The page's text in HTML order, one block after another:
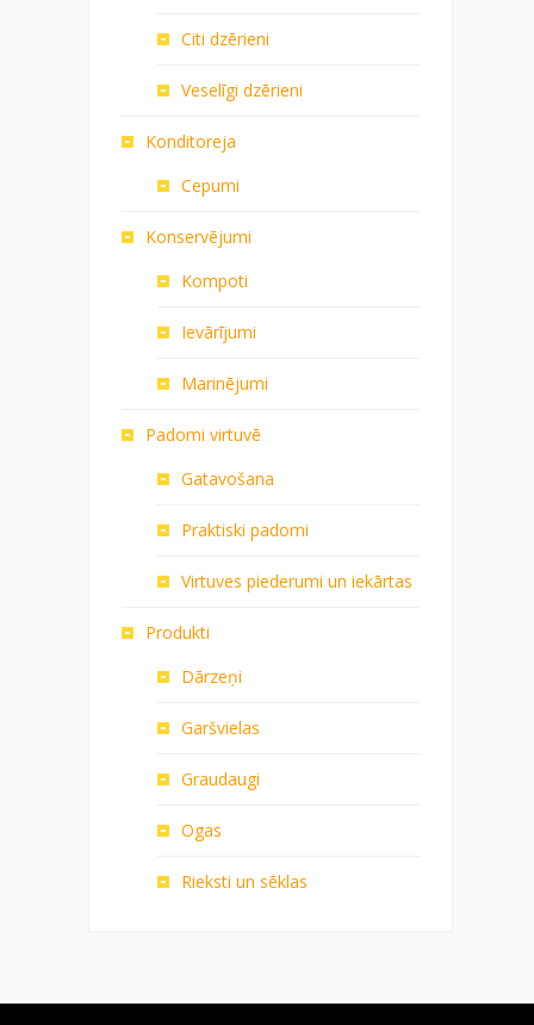
Citi dzērieni
Veselīgi dzērieni
Konditoreja
Cepumi
Konservējumi
Kompoti
Ievārījumi
Marinējumi
Padomi virtuvē
Gatavošana
Praktiski padomi
Virtuves piederumi un iekārtas
Produkti
Dārzeņi
Garšvielas
Graudaugi
Ogas
Rieksti un sēklas